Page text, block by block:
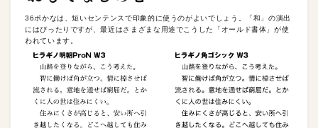
36ポかなは、短いセンテンスで印象的に使うのがよいでしょう。「和」の演出
にはぴったりですが、最近はさまざまな用途でこうした「オールド書体」が使
われています。